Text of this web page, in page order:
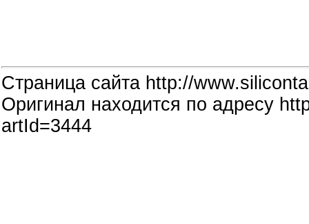
Страница сайта http://
Оригинал находится по адресу
artId=3444